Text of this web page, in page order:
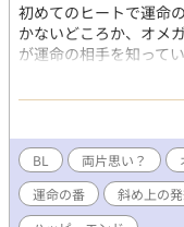
初めてのヒートで運命
かないどころか、オメ
が運命の相手を知って
命の番だとバレたら
ど近くにいたい。 運命
鈍感オメガの物語。
凡Ω 『運命を知ってい
ります、アルファ側の
みくださいませ。 どち
になりますので、先に
お選びくださいませ。
BL 両片思い？
運命の番
斜め上の